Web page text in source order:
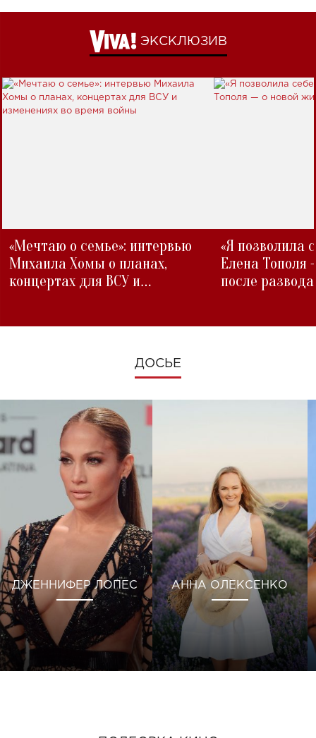
ЭКСКЛЮЗИВ
«Мечтаю о семье»: интервью
Михаила Хомы о планах,
концертах для ВСУ и
«Я позволила
Елена Тополя
после развода
ДОСЬЕ
ДЖЕННИФЕР ЛОПЕС АННА ОЛЕКСЕНКО